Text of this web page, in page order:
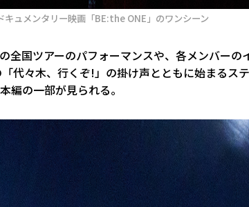
キュメンタリー映画「BE:the ONE」のワンシーン
全国ツアーのパフォーマンスや、各メンバー
代々木、行くぞ!」の掛け声とともに始まるス
編の一部が見られる。